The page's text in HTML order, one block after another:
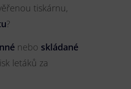
tiskárnu,
?
nebo skládané
letáků za